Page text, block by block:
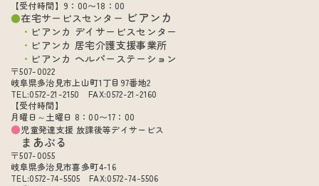
【受付時間】9：00〜18：00
在宅サービスセンター ビアンカ
ビアンカ デイサービスセンター
ビアンカ 居宅介護支援事業所
ビアンカ ヘルパーステーション
〒507-0022
岐阜県多治見市上山町1丁目97番地2
TEL:0572-21-2150 FAX:0572-21-2160
【受付時間】
月曜日～土曜日 8：00〜17：00
児童発達支援 放課後等デイサービス
まあぶる
〒507-0055
岐阜県多治見市喜多町4-16
TEL:0572-74-5505 FAX:0572-74-5506